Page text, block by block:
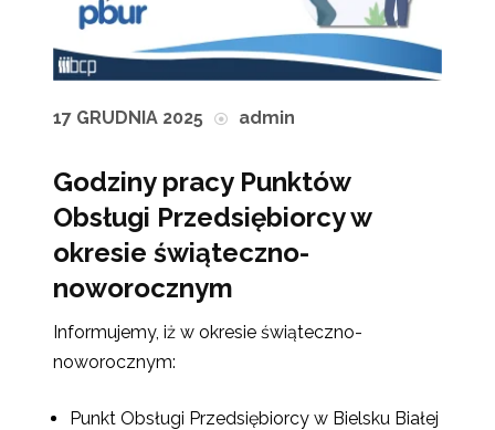
17 GRUDNIA 2025 admin
Godziny pracy Punktów
Obsługi Przedsiębiorcy w
okresie świąteczno-
noworocznym
Informujemy, iż w okresie świąteczno-
noworocznym:
Punkt Obsługi Przedsiębiorcy w Bielsku Białej